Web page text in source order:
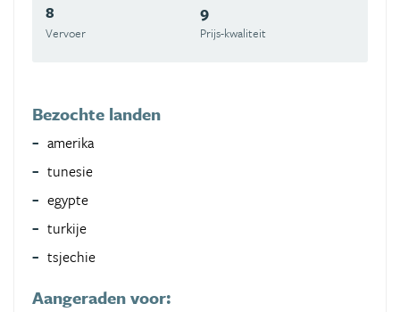
8
Vervoer
9
Prijs-kwaliteit
Bezochte landen
amerika
tunesie
egypte
turkije
tsjechie
Aangeraden voor: